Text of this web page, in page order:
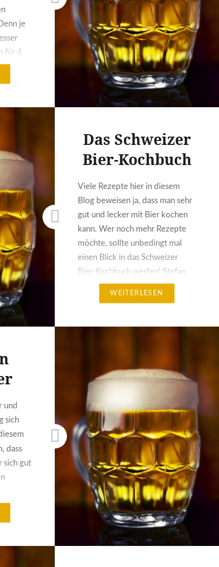
je
für 4
Tube
Das Schweizer
Bier-Kochbuch
Viele Rezepte hier in diesem
Blog beweisen ja, dass man sehr
gut und lecker mit Bier kochen
kann. Wer noch mehr Rezepte
möchte, sollte unbedingt mal
einen Blick in das Schweizer
Bier-Kochbuch werfen! Stefan
Schüller ist ein Spitzenkoch aus
diesem sind mehr viele tolle
WEITERLESEN
und
sich
dass
sich gut
Fisch